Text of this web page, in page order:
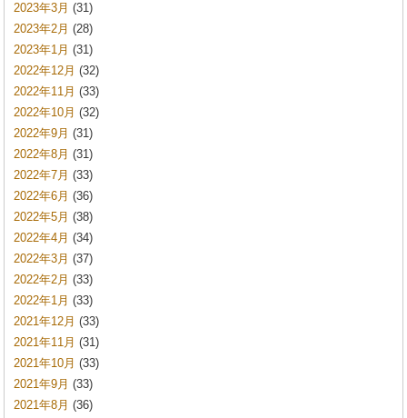
2023年3月 (31)
2023年2月 (28)
2023年1月 (31)
2022年12月 (32)
2022年11月 (33)
2022年10月 (32)
2022年9月 (31)
2022年8月 (31)
2022年7月 (33)
2022年6月 (36)
2022年5月 (38)
2022年4月 (34)
2022年3月 (37)
2022年2月 (33)
2022年1月 (33)
2021年12月 (33)
2021年11月 (31)
2021年10月 (33)
2021年9月 (33)
2021年8月 (36)